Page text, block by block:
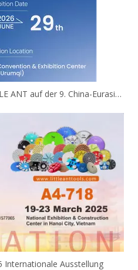
Einladung: Begleiten Sie LITTLE ANT auf der 9. China-Eurasia Expo!
Internationale Ausstellung